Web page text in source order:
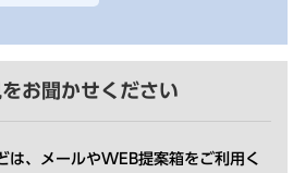
お聞かせください
は、メールやWEB提案箱をご利用く